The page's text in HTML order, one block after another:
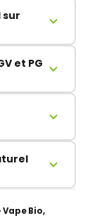
de la
Notre base
produits
et PG
est
et une
TPD et
naturels
Bio,